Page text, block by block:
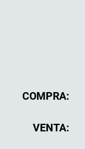
COMPRA:
VENTA: